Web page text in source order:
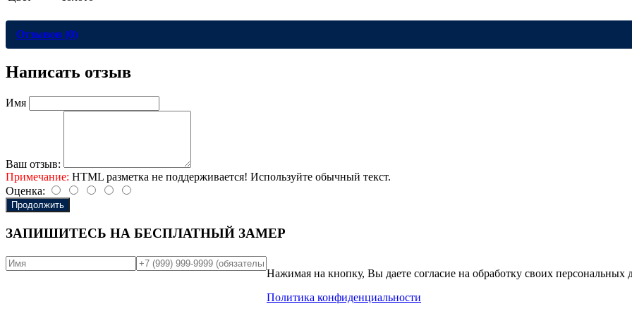
Отзывов (0)
Написать отзыв
Имя
Ваш отзыв:
Примечание: HTML разметка не поддерживается! Используйте обычный текст.
Оценка:
Продолжить
ЗАПИШИТЕСЬ НА БЕСПЛАТНЫЙ ЗАМЕР
Нажимая на кнопку, Вы даете согласие на обработку своих персональных
Политика конфиденциальности